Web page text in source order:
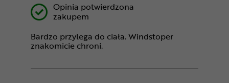
Opinia potwierdzona
zakupem
Bardzo przylega do ciała. Windstoper
znakomicie chroni.